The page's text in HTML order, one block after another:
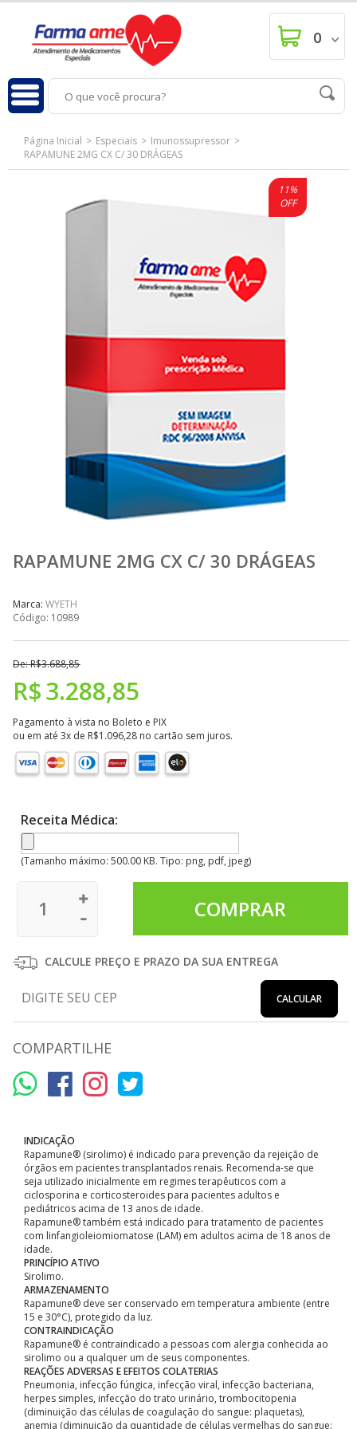
0
Página Inicial Especiais
Imunossupressor
RAPAMUNE 2MG CX C/ 30 DRÁGEAS
11%
OFF
RAPAMUNE 2MG CX C/ 30 DRÁGEAS
Marca:WYETH
Código: 10989
De:R$3.688,85
R$3.288,85
Pagamento à vista no Boleto e PIX
ou em até 3x de R$1.096,28 no cartão sem juros.
Receita Médica:
(Tamanho máximo: 500.00 KB. Tipo: png, pdf, jpeg)
CALCULE PREÇO E PRAZO DA SUA ENTREGA
CALCULAR
COMPARTILHE
INDICAÇÃO
Rapamune® (sirolimo) é indicado para prevenção da rejeição de
órgãos em pacientes transplantados renais. Recomenda-se que
seja utilizado inicialmente em regimes terapêuticos com a
ciclosporina e corticosteroides para pacientes adultos e
pediátricos acima de 13 anos de idade.
Rapamune® também está indicado para tratamento de pacientes
com linfangioleiomiomatose (LAM) em adultos acima de 18 anos de
idade.
PRINCÍPIO ATIVO
Sirolimo.
ARMAZENAMENTO
Rapamune® deve ser conservado em temperatura ambiente (entre
15 e 30°C), protegido da luz.
CONTRAINDICAÇÃO
Rapamune® é contraindicado a pessoas com alergia conhecida ao
sirolimo ou a qualquer um de seus componentes.
REAÇÕES ADVERSAS E EFEITOS COLATERIAS
Pneumonia, infecção fúngica, infecção viral, infecção bacteriana,
herpes simples, infecção do trato urinário, trombocitopenia
(diminuição das células de coagulação do sangue: plaquetas),
anemia (diminuição da quantidade de células vermelhas do sangue: